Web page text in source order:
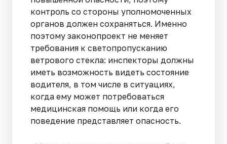
контроль со стороны уполномоченных
органов должен сохраняться. Именно
поэтому законопроект не меняет
требования к светопропусканию
ветрового стекла: инспекторы должны
иметь возможность видеть состояние
водителя, в том числе в ситуациях,
когда ему может потребоваться
медицинская помощь или когда его
поведение представляет опасность.